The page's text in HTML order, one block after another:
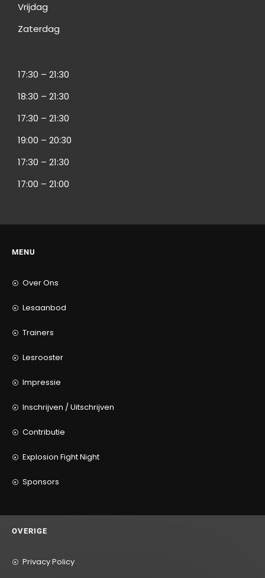
Vrijdag
Zaterdag
17:30 – 21:30
18:30 – 21:30
17:30 – 21:30
19:00 – 20:30
17:30 – 21:30
17:00 – 21:00
MENU
Over Ons
Lesaanbod
Trainers
Lesrooster
Impressie
Inschrijven / Uitschrijven
Contributie
Explosion Fight Night
Sponsors
OVERIGE
Privacy Policy